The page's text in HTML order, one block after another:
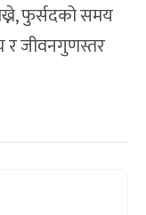
फुर्सदको समय
र जीवनगुणस्तर